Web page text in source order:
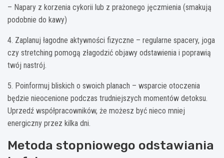
– Napary z korzenia cykorii lub z prażonego jęczmienia (smakują
podobnie do kawy)
4. Zaplanuj łagodne aktywności fizyczne – regularne spacery, joga
czy stretching pomogą złagodzić objawy odstawienia i poprawią
twój nastrój.
5. Poinformuj bliskich o swoich planach – wsparcie otoczenia
będzie nieocenione podczas trudniejszych momentów detoksu.
Uprzedź współpracowników, że możesz być nieco mniej
energiczny przez kilka dni.
Metoda stopniowego odstawiania